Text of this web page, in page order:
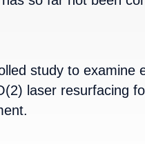
study to examine
laser resurfacing